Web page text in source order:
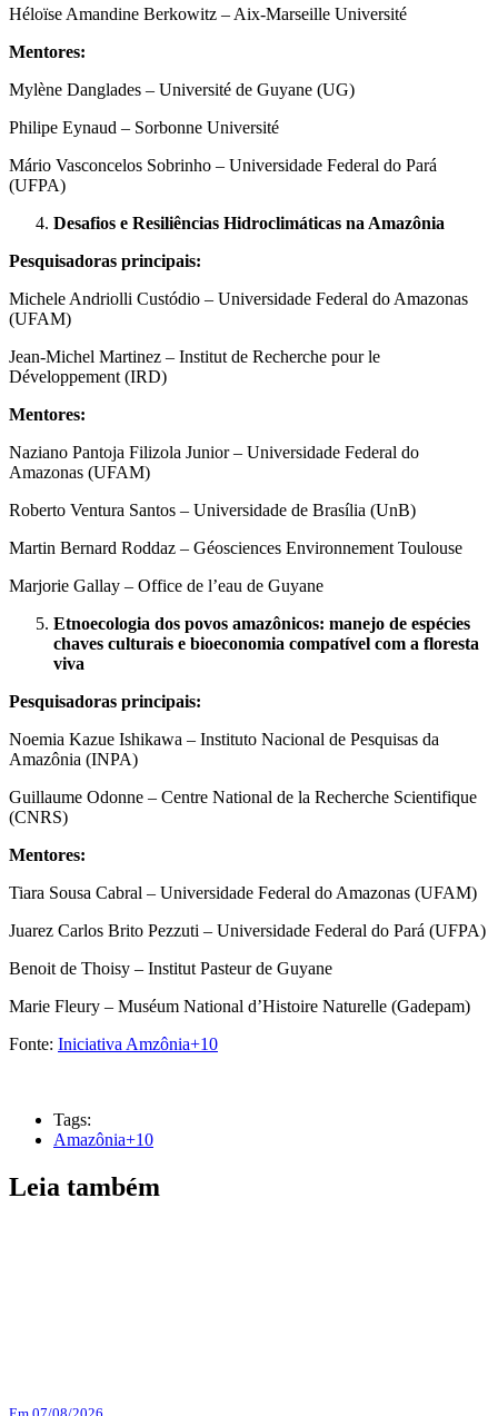
Héloïse Amandine Berkowitz – Aix-Marseille Université
Mentores:
Mylène Danglades – Université de Guyane (UG)
Philipe Eynaud – Sorbonne Université
Mário Vasconcelos Sobrinho – Universidade Federal do Pará
(UFPA)
Desafios e Resiliências Hidroclimáticas na Amazônia
Pesquisadoras principais:
Michele Andriolli Custódio – Universidade Federal do Amazonas
(UFAM)
Jean-Michel Martinez – Institut de Recherche pour le
Développement (IRD)
Mentores:
Naziano Pantoja Filizola Junior – Universidade Federal do
Amazonas (UFAM)
Roberto Ventura Santos – Universidade de Brasília (UnB)
Martin Bernard Roddaz – Géosciences Environnement Toulouse
Marjorie Gallay – Office de l’eau de Guyane
Etnoecologia dos povos amazônicos: manejo de espécies
chaves culturais e bioeconomia compatível com a floresta
viva
Pesquisadoras principais:
Noemia Kazue Ishikawa – Instituto Nacional de Pesquisas da
Amazônia (INPA)
Guillaume Odonne – Centre National de la Recherche Scientifique
(CNRS)
Mentores:
Tiara Sousa Cabral – Universidade Federal do Amazonas (UFAM)
Juarez Carlos Brito Pezzuti – Universidade Federal do Pará (UFPA)
Benoit de Thoisy – Institut Pasteur de Guyane
Marie Fleury – Muséum National d’Histoire Naturelle (Gadepam)
Fonte: Iniciativa Amzônia+10
Tags:
Amazônia+10
Leia também